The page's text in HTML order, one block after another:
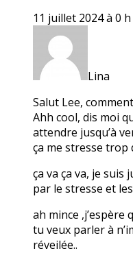
11 juillet 2024 à 0
Lina
Salut Lee,
Ahh cool, dis moi
attendre jusqu’à
ça me stresse trop
ça va ça va, je
par le stresse et
ah mince ,j’espère
tu veux parler à
réveilée..